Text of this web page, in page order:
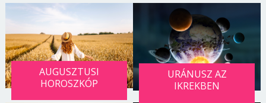
AUGUSZTUSI
HOROSZKÓP
URÁNUSZ AZ
IKREKBEN